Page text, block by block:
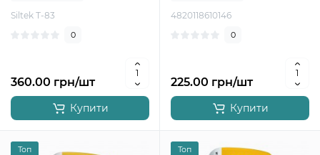
Siltek Т-83
0
360.00 грн/шт
Купити
4820118610146
0
225.00 грн/шт
Купити
Топ Топ